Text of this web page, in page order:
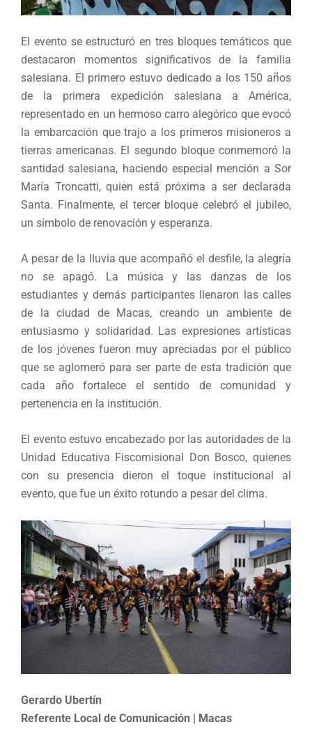
El evento se estructuró en tres bloques temáticos que
destacaron momentos significativos de la familia
salesiana. El primero estuvo dedicado a los 150 años
de la primera expedición salesiana a América,
representado en un hermoso carro alegórico que evocó
la embarcación que trajo a los primeros misioneros a
tierras americanas. El segundo bloque conmemoró la
santidad salesiana, haciendo especial mención a Sor
María Troncatti, quien está próxima a ser declarada
Santa. Finalmente, el tercer bloque celebró el jubileo,
un símbolo de renovación y esperanza.
A pesar de la lluvia que acompañó el desfile, la alegría
no se apagó. La música y las danzas de los
estudiantes y demás participantes llenaron las calles
de la ciudad de Macas, creando un ambiente de
entusiasmo y solidaridad. Las expresiones artísticas
de los jóvenes fueron muy apreciadas por el público
que se aglomeró para ser parte de esta tradición que
cada año fortalece el sentido de comunidad y
pertenencia en la institución.
El evento estuvo encabezado por las autoridades de la
Unidad Educativa Fiscomisional Don Bosco, quienes
con su presencia dieron el toque institucional al
evento, que fue un éxito rotundo a pesar del clima.
Gerardo Ubertín
Referente Local de Comunicación | Macas